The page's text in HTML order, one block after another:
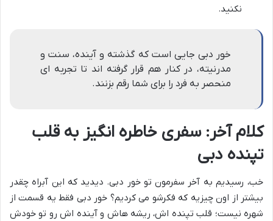
نکنید.
خور دبی جایی است که گذشته و آینده، سنت و
مدرنیته، در کنار هم قرار گرفته اند تا تجربه ای
منحصر به فرد را برای شما رقم بزنند.
کلام آخر: سفری خاطره انگیز به قلب
تپنده دبی
خب، رسیدیم به آخر سفرمون تو خور دبی. دیدید که این آبراه چقدر
بیشتر از اون چیزیه که فکرشو می کردیم؟ خور دبی فقط یه قسمت از
شهره نیست؛ قلب تپنده اش، ریشه هاش و آینده اش رو تو خودش